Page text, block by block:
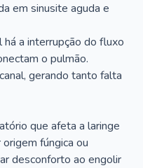
em sinusite aguda e
há a interrupção do fluxo
o pulmão.
gerando tanto falta
que afeta a laringe
fúngica ou
desconforto ao engolir